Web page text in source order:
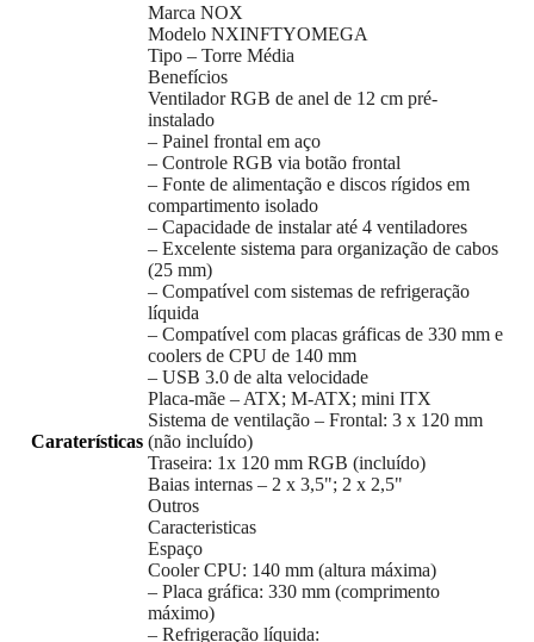
Caraterísticas
Marca NOX
Modelo NXINFTYOMEGA
Tipo – Torre Média
Benefícios
Ventilador RGB de anel de 12 cm pré-
instalado
– Painel frontal em aço
– Controle RGB via botão frontal
– Fonte de alimentação e discos rígidos em
compartimento isolado
– Capacidade de instalar até 4 ventiladores
– Excelente sistema para organização de cabos
(25 mm)
– Compatível com sistemas de refrigeração
líquida
– Compatível com placas gráficas de 330 mm e
coolers de CPU de 140 mm
– USB 3.0 de alta velocidade
Placa-mãe – ATX; M-ATX; mini ITX
Sistema de ventilação – Frontal: 3 x 120 mm
(não incluído)
Traseira: 1x 120 mm RGB (incluído)
Baias internas – 2 x 3,5"; 2 x 2,5"
Outros
Caracteristicas
Espaço
Cooler CPU: 140 mm (altura máxima)
– Placa gráfica: 330 mm (comprimento
máximo)
– Refrigeração líquida: